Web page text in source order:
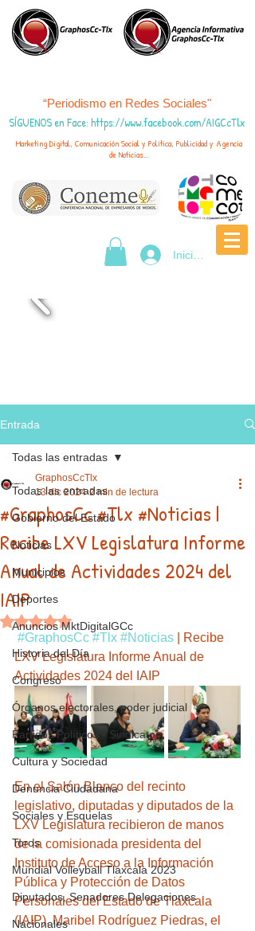
“Periodismo en Redes Sociales"
SÍGUENOS en Face: https://www.facebook.com/AIGCcTlx
Marketing Digital, Comunicación Social y Política, Publicidad y Agencia
de Noticias...
Iniciar sesión
Entrada
Todas las entradas
Gobierno del Estado
Noticias
Municipios
Deportes
Anuncios MktDigitalGCc
Historia del Día
Congreso
Órganos electorales, poder judicial
Partidos Políticos - Sindicatos
Cultura y Sociedad
Denuncia Ciudadana
Sociales y Esquelas
Toros
Mundial Volleyball Tlaxcala 2023
Diputados, Senadores Delegaciones
Nacionales
Todas las entradas
#GraphosCc #Tlx #Noticias |
Recibe LXV Legislatura Informe
Anual de Actividades 2024 del
IAIP
GraphosCcTlx
13 dic 2024 2 min de lectura
Obtuvo NaN de 5 estrellas.
#GraphosCc #Tlx #Noticias | Recibe
LXV Legislatura Informe Anual de
Actividades 2024 del IAIP
En el Salón Blanco del recinto
legislativo, diputadas y diputados de la
LXV Legislatura recibieron de manos
de la comisionada presidenta del
Instituto de Acceso a la Información
Pública y Protección de Datos
Personales del Estado de Tlaxcala
(IAIP), Maribel Rodríguez Piedras, el